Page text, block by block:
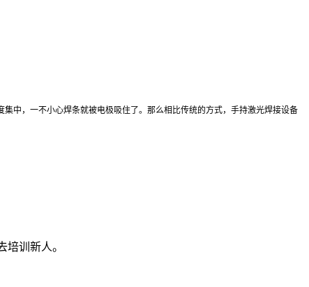
中，一不小心焊条就被电极吸住了。那么相比传统的方式，手持激光焊接设备
训新人。